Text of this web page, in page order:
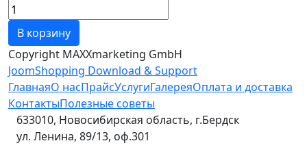
Copyright MAXXmarketing GmbH
JoomShopping Download & Support
ГлавнаяО насПрайсУслугиГалереяОплата и доставка
КонтактыПолезные советы
633010, Новосибирская область, г.Бердск
ул. Ленина, 89/13, оф.301